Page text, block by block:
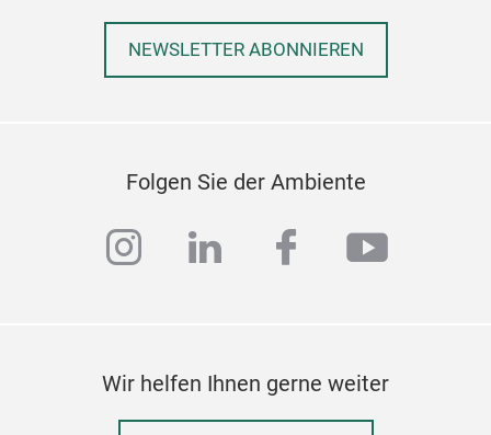
NEWSLETTER ABONNIEREN
Folgen Sie der Ambiente
instagram
linkedinfacebook
Wir helfen Ihnen gerne weiter